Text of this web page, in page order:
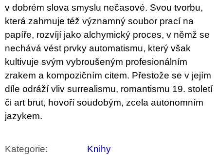
v dobrém slova smyslu nečasové. Svou tvorbu,
která zahrnuje též významný soubor prací na
papíře, rozvíjí jako alchymický proces, v němž se
nechává vést prvky automatismu, který však
kultivuje svým vybroušeným profesionálním
zrakem a kompozičním citem. Přestože se v jejím
díle odráží vliv surrealismu, romantismu 19. století
či art brut, hovoří soudobým, zcela autonomním
jazykem.
Kategorie:
Knihy